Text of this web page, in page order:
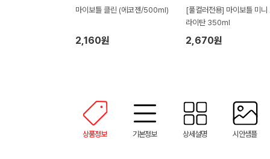
마이보틀 클린 (에코젠/500ml)
2,160원
[풀컬러전용] 마이보틀 미니
라이탄 350ml
2,670원
상품정보 기본정보 상세설명 시안샘플